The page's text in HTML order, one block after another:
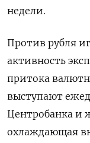
недели.
Против рубля
активность
притока
выступают
Центробанка и
охлаждающая